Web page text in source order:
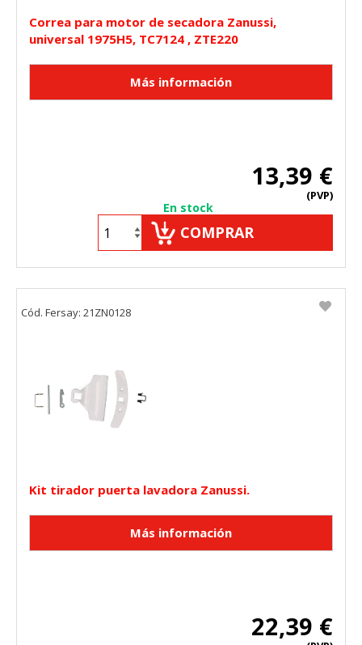
Correa para motor de secadora Zanussi,
universal 1975H5, TC7124 , ZTE220
13,39 €
(PVP)
En stock
COMPRAR
Kit tirador puerta lavadora Zanussi.
22,39 €
Cód. Fersay: 21ZN0128